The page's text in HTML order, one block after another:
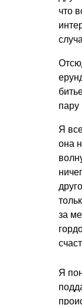
что
пару
Я
она
за
Я